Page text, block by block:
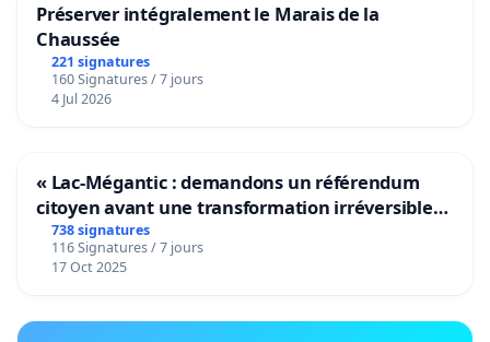
Préserver intégralement le Marais de la
Chaussée
221 signatures
160 Signatures / 7 jours
4 Jul 2026
« Lac-Mégantic : demandons un référendum
citoyen avant une transformation irréversible
de notre territoire »
738 signatures
116 Signatures / 7 jours
17 Oct 2025